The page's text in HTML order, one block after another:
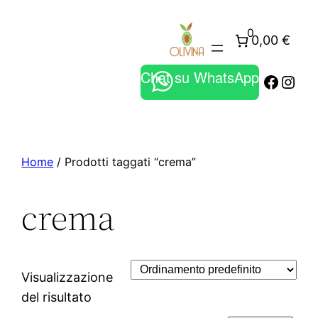
0
0,00 €
Chat su WhatsApp
Home / Prodotti taggati “crema”
crema
Visualizzazione
del risultato